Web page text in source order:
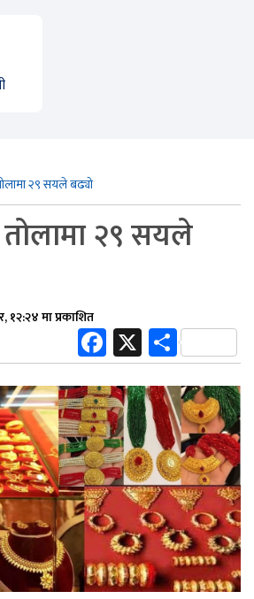
२९ सयले बढ्यो
२९ सयले
१२:२४ मा प्रकाशित
Facebook
XShare